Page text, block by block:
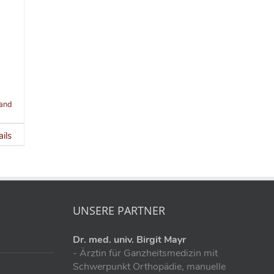
UNSERE PARTNER
Dr. med. univ. Birgit Mayr
- Ärztin für Ganzheitsmedizin mit
Schwerpunkt Orthopädie, manuelle